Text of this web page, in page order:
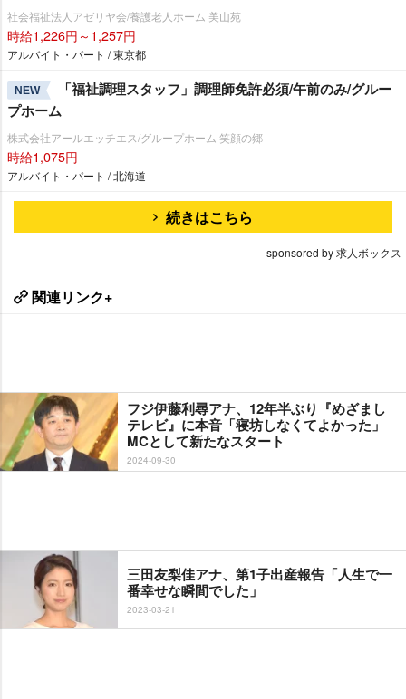
社会福祉法人アゼリヤ会/養護老人ホーム 美山苑
時給1,226円～1,257円
アルバイト・パート / 東京都
NEW
「福祉調理スタッフ」調理師免許必須/午前のみ/グルー
プホーム
株式会社アールエッチエス/グループホーム 笑顔の郷
時給1,075円
アルバイト・パート / 北海道
続きはこちら
sponsored by 求人ボックス
関連リンク+
フジ伊藤利尋アナ、12年半ぶり『めざまし
テレビ』に本音「寝坊しなくてよかった」
MCとして新たなスタート
2024-09-30
三田友梨佳アナ、第1子出産報告「人生で一
番幸せな瞬間でした」
2023-03-21